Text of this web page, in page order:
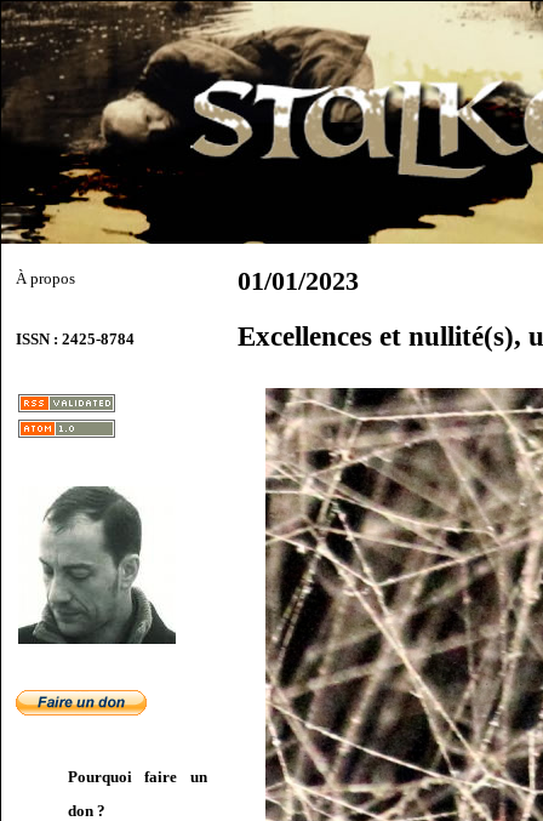
À propos
ISSN : 2425-8784
Pourquoi faire un
don ?
01/01/2023
Excellences et nullité(s),